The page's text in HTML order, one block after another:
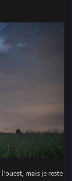
mais je reste